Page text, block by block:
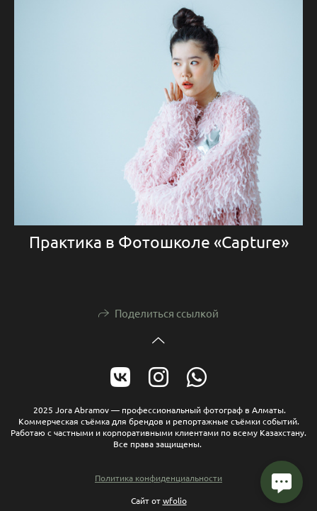
Практика в Фотошколе «Capture»
Поделиться ссылкой
2025 Jora Abramov — профессиональный фотограф в Алматы.
Коммерческая съёмка для брендов и репортажные съёмки событий.
Работаю с частными и корпоративными клиентами по всему Казахстану.
Все права защищены.
Политика конфиденциальности
Сайт отwfolio